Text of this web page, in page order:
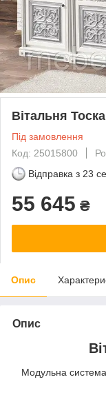
Вітальня
Під замовлення
Код: 25015800
Відправка з 23
55 645 ₴
Опис
Опис
Модульна